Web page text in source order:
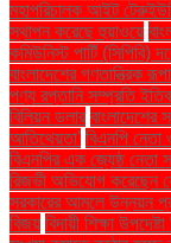
মহাপরিচালক আইট
স্থাপন করেছে হুয়াওয়ে
কমিউনিস্ট পার্টি (সিপিবি)
বাংলাদেশের গণতান্ত্রিক
পণ্য রপ্তানি সম্প্রতি
বিলিয়ন ডলার বাংলাদেশের
আতিথেয়তা' বিএনপি
বিএনপির এক জ্যেষ্ঠ নেতা
রিজভী অভিযোগ করেছেন
সরকারের আমলে উন্নয়ন
বিজয় বিদায়ী শিক্ষা